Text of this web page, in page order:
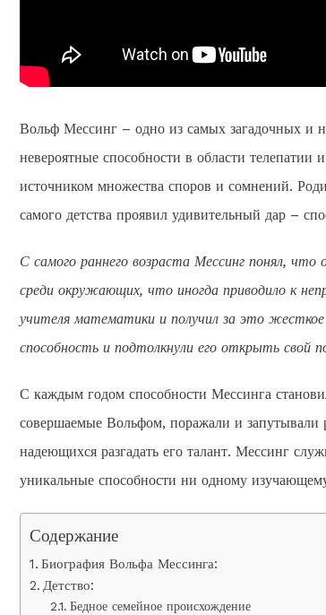
Вольф Мессинг – одно из самых загадочных и
невероятные способности в области
источником множества споров и сомнений.
самого детства проявил удивительный дар –
С самого раннего возраста Мессинг понял,
среди окружающих, что иногда приводило к
учителя математики и получил за это
способность и подтолкнули его открыть свой
С каждым годом способности Мессинга
совершаемые Вольфом, поражали и запутывали
надеющихся разгадать его талант. Мессинг
уникальные способности ни одному
Содержание
Биография Вольфа Мессинга:
Детство:
Бедное семейное происхождение